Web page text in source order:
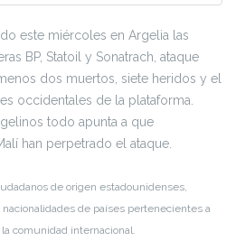
este miércoles en Argelia las
BP, Statoil y Sonatrach, ataque
dos muertos, siete heridos y el
occidentales de la plataforma.
todo apunta a que
han perpetrado el ataque.
de origen estadounidenses,
de países pertenecientes a
comunidad internacional.